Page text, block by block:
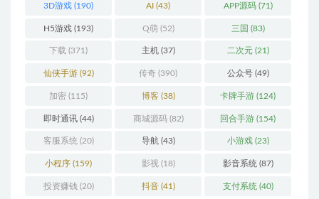
3D游戏 (190) AI (43) APP源码(71)
H5游戏 (193) Q萌(52) 三国 (83)
下载 (371) 主机(37) 二次元(21)
仙侠手游(92) 传奇 (390) 公众号(49)
加密 (115) 博客(38) 卡牌手游 (124)
即时通讯(44) 商城源码(82) 回合手游 (154)
客服系统 (20) 导航(43) 小游戏(23)
小程序 (159) 影视(18) 影音系统 (87)
投资赚钱 (20) 抖音(41) 支付系统 (40)